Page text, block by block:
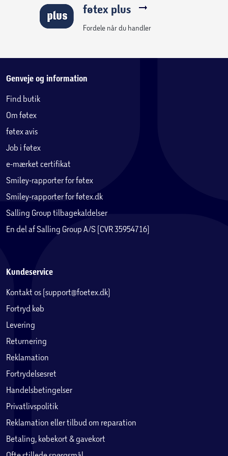
føtex plus
Fordele når du handler
Genveje og information
Find butik
Om føtex
føtex avis
Job i føtex
e-mærket certifikat
Smiley-rapporter for føtex
Smiley-rapporter for føtex.dk
Salling Group tilbagekaldelser
En del af Salling Group A/S (CVR 35954716)
Kundeservice
Kontakt os (support@foetex.dk)
Fortryd køb
Levering
Returnering
Reklamation
Fortrydelsesret
Handelsbetingelser
Privatlivspolitik
Reklamation eller tilbud om reparation
Betaling, købekort & gavekort